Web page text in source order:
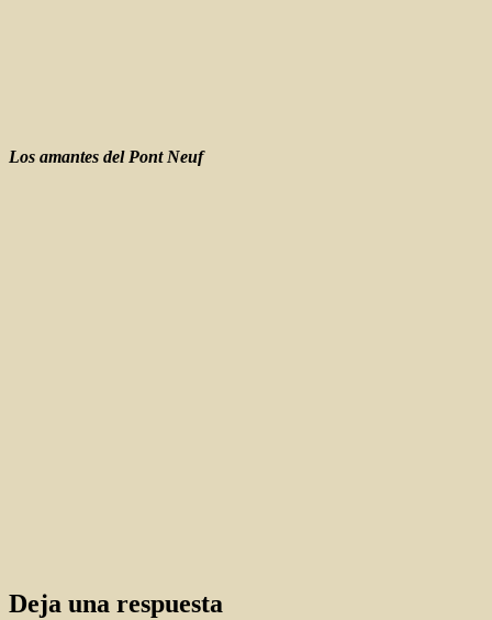
Los amantes del Pont Neuf
Deja una respuesta